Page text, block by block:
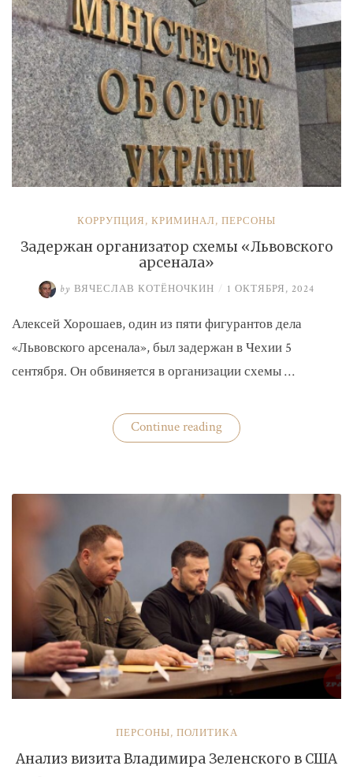
КОРРУПЦИЯ, КРИМИНАЛ, ПЕРСОНЫ
Задержан организатор схемы «Львовского
арсенала»
by ВЯЧЕСЛАВ КОТЁНОЧКИН / 1 ОКТЯБРЯ, 2024
Алексей Хорошаев, один из пяти фигурантов дела
«Львовского арсенала», был задержан в Чехии 5
сентября. Он обвиняется в организации схемы …
Continue reading«Задержан
организатор
ПЕРСОНЫ, ПОЛИТИКА
Анализ визита Владимира Зеленского в США